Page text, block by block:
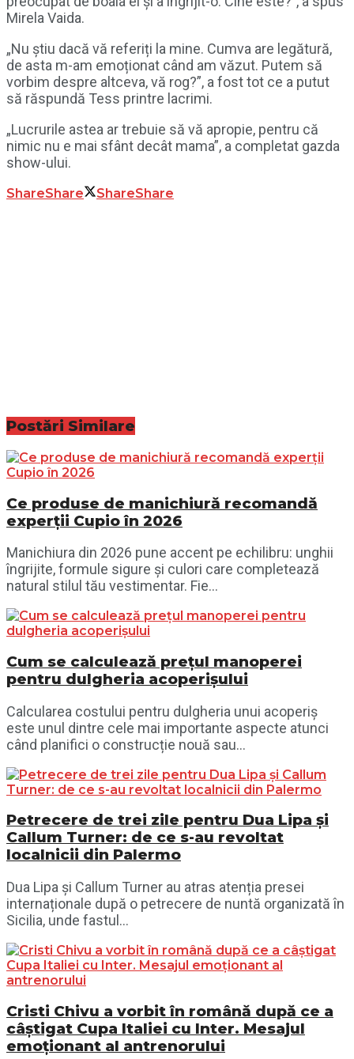
Mirela Vaida.
„Nu știu dacă vă referiți la mine. Cumva are legătură,
de asta m-am emoționat când am văzut. Putem să
vorbim despre altceva, vă rog?”, a fost tot ce a putut
să răspundă Tess printre lacrimi.
„Lucrurile astea ar trebuie să vă apropie, pentru că
nimic nu e mai sfânt decât mama”, a completat gazda
show-ului.
ShareShare ShareShare
Postări Similare
Ce produse de manichiură recomandă
experții Cupio în 2026
Manichiura din 2026 pune accent pe echilibru: unghii
îngrijite, formule sigure și culori care completează
natural stilul tău vestimentar. Fie...
Cum se calculează prețul manoperei
pentru dulgheria acoperișului
Calcularea costului pentru dulgheria unui acoperiș
este unul dintre cele mai importante aspecte atunci
când planifici o construcție nouă sau...
Petrecere de trei zile pentru Dua Lipa și
Callum Turner: de ce s-au revoltat
localnicii din Palermo
Dua Lipa și Callum Turner au atras atenția presei
internaționale după o petrecere de nuntă organizată în
Sicilia, unde fastul...
Cristi Chivu a vorbit în română după ce a
câștigat Cupa Italiei cu Inter. Mesajul
emoționant al antrenorului